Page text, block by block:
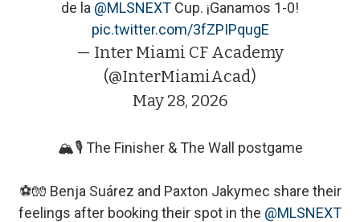
de la @MLSNEXT Cup. ¡Ganamos 1-0!
pic.twitter.com/3fZPIPqugE
— Inter Miami CF Academy
(@InterMiamiAcad)
May 28, 2026
🏔️🎙️ The Finisher & The Wall postgame
⚽️🧤 Benja Suárez and Paxton Jakymec share their
feelings after booking their spot in the @MLSNEXT